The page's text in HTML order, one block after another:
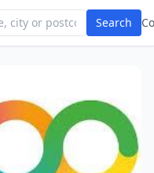
Search